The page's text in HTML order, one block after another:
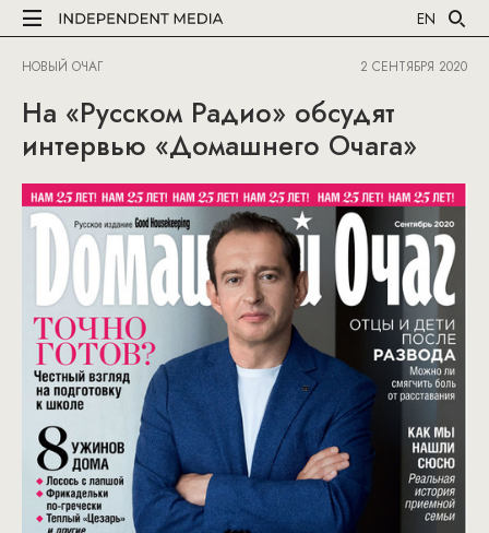
EN
НОВЫЙ ОЧАГ 2 СЕНТЯБРЯ 2020
На «Русском Радио» обсудят
интервью «Домашнего Очага»